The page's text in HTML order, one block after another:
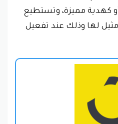
أو كهدية مميزة، وتستطيع
لها وذلك عند تفعيل